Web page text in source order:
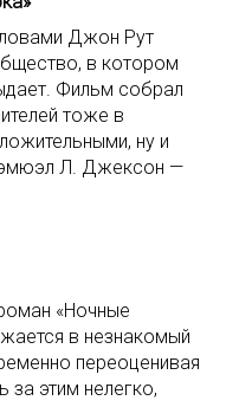
Джон Рут
в котором
Фильм собрал
тоже в
ну и
Л. Джексон —
«Ночные
в незнакомый
переоценивая
этим нелегко,